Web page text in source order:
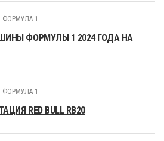
ФОРМУЛА 1
ФОРМУЛЫ 1 2024 ГОДА НА
ФОРМУЛА 1
RED BULL RB20